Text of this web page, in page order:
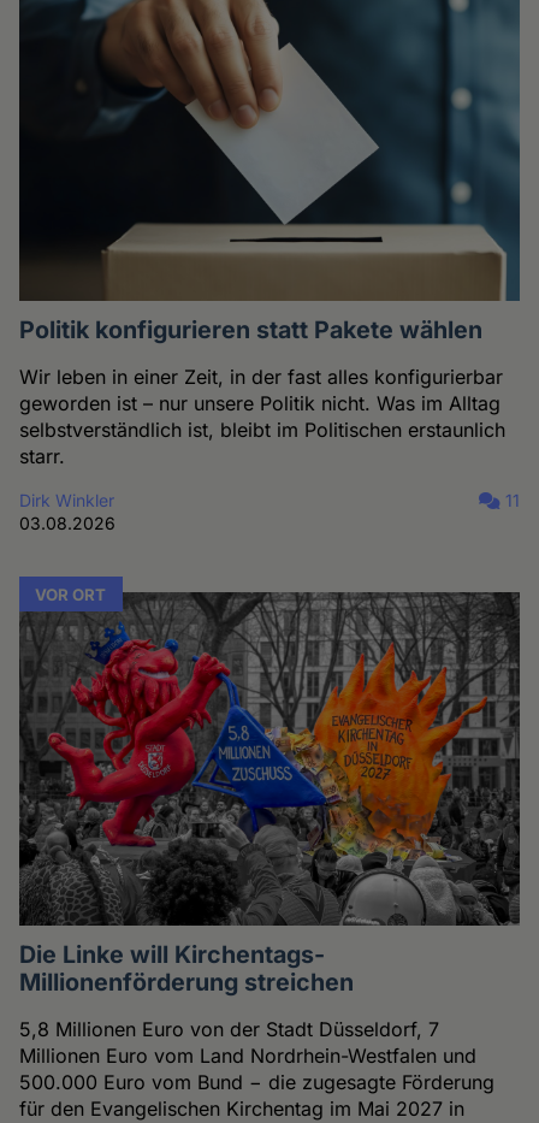
Politik konfigurieren statt Pakete wählen
Wir leben in einer Zeit, in der fast alles konfigurierbar
geworden ist – nur unsere Politik nicht. Was im Alltag
selbstverständlich ist, bleibt im Politischen erstaunlich
starr.
Dirk Winkler
03.08.2026
11
VOR ORT
Die Linke will Kirchentags-
Millionenförderung streichen
5,8 Millionen Euro von der Stadt Düsseldorf, 7
Millionen Euro vom Land Nordrhein-Westfalen und
500.000 Euro vom Bund − die zugesagte Förderung
für den Evangelischen Kirchentag im Mai 2027 in